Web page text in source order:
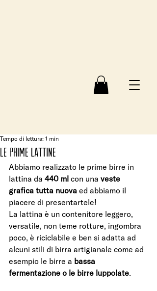
LE PRIME LATTINE
Tempo di lettura: 1 min
Abbiamo realizzato le prime birre in
lattina da 440 ml con una veste
grafica tutta nuova ed abbiamo il
piacere di presentartele!
La lattina è un contenitore leggero,
versatile, non teme rotture, ingombra
poco, è riciclabile e ben si adatta ad
alcuni stili di birra artigianale come ad
esempio le birre a bassa
fermentazione o le birre luppolate.